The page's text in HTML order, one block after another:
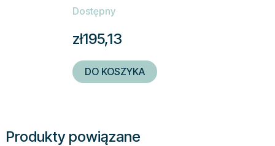
Produkty powiązane
Dostępny
zł195,13
DO KOSZYKA